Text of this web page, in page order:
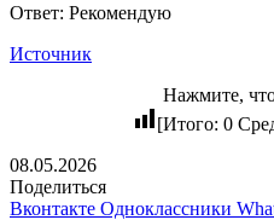
Ответ: Рекомендую
Источник
Нажмите,
[Итого: 0
08.05.2026
Поделиться
Вконтакте Одноклассники